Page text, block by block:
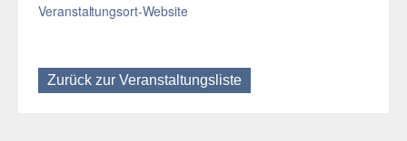
Veranstaltungsort-Website
Zurück zur Veranstaltungsliste